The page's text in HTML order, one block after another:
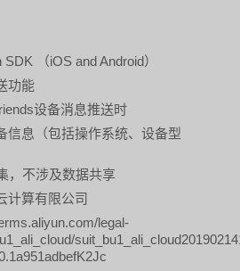
SDK （iOS and Android）
功能
设备消息推送时
信息（包括操作系统、设备型
，不涉及数据共享
计算有限公司
legal-